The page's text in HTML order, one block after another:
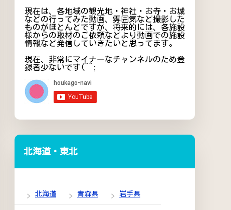
現在は、各地域の観光地・神社・お寺・お城
などの行ってみた動画、雰囲気など撮影した
ものがほとんどですが、将来的には、各施設
様からの取材のご依頼などより動画での施設
情報など発信していきたいと思ってます。
現在、非常にマイナーなチャンネルのため登
録者少ないです(^^;
北海道・東北
北海道 青森県 岩手県